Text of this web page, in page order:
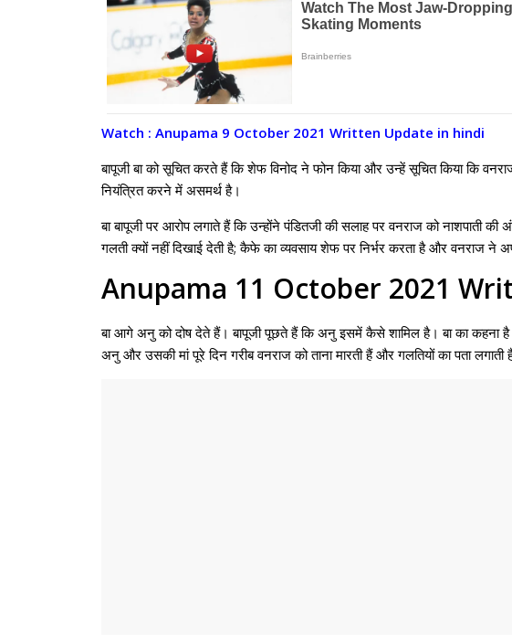
Watch : Anupama 9 October 2021 Written Update in hindi
बापूजी बा को सूचित करते हैं कि शेफ विनोद ने फोन किया और उन्हें सूचित किया कि
नियंत्रित करने में असमर्थ है।
बा बापूजी पर आरोप लगाते हैं कि उन्होंने पंडितजी की सलाह पर वनराज को नाशपाती
गलती क्यों नहीं दिखाई देती है; कैफे का व्यवसाय शेफ पर निर्भर करता है और वनराज ने
Anupama 11 October 2021
बा आगे अनु को दोष देते हैं। बापूजी पूछते हैं कि अनु इसमें कैसे शामिल है। बा का कहना
अनु और उसकी मां पूरे दिन गरीब वनराज को ताना मारती हैं और गलतियों का पता